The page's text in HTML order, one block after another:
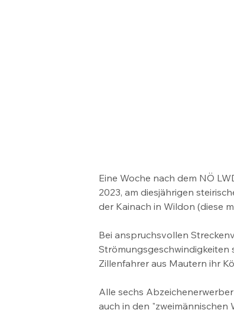
Eine Woche nach dem NÖ
2023, am diesjährigen
der Kainach in Wildon (diese
Bei anspruchsvollen
Strömungsgeschwindigkeiten
Zillenfahrer aus Mautern ihr
Alle sechs
auch in den